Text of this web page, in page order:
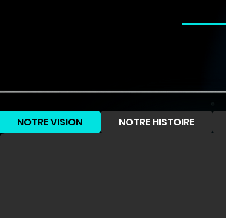
NOTRE VISION NOTRE HISTOIRE